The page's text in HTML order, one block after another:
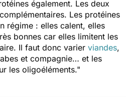
également. Les deux
Les protéines
régime : elles calent, elles
bonnes car elles limitent les
Il faut donc varier viandes,
et compagnie… et les
les oligoéléments."